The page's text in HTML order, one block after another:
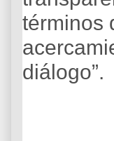
términos
diálogo”.